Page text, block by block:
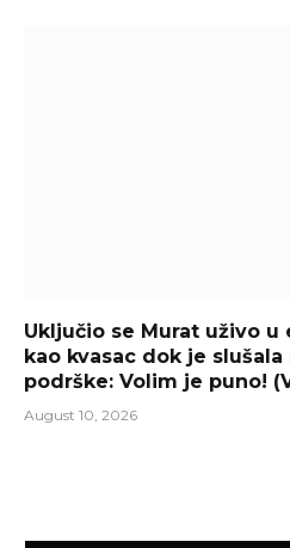
Uključio se Murat uživo u
kao kvasac dok je
podrške: Volim je puno!
August 10, 2026